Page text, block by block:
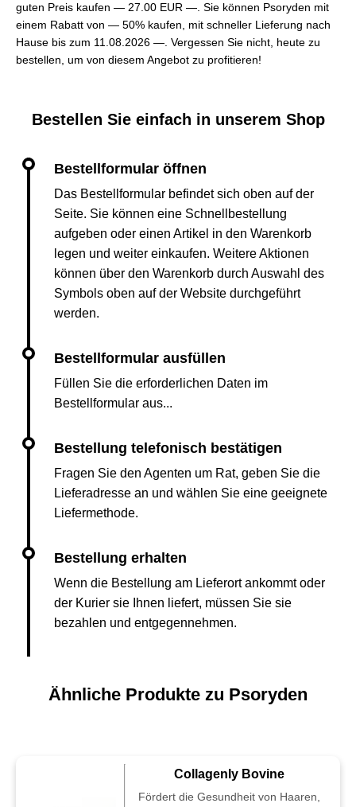
guten Preis kaufen — 27.00 EUR — . Sie können Psoryden mit
einem Rabatt von — 50% kaufen, mit schneller Lieferung nach
Hause bis zum 11.08.2026 —. Vergessen Sie nicht, heute zu
bestellen, um von diesem Angebot zu profitieren!
Bestellen Sie einfach in unserem Shop
Das Bestellformular befindet sich oben auf der
Seite. Sie können eine Schnellbestellung
aufgeben oder einen Artikel in den Warenkorb
legen und weiter einkaufen. Weitere Aktionen
können über den Warenkorb durch Auswahl des
Symbols oben auf der Website durchgeführt
werden.
Füllen Sie die erforderlichen Daten im
Bestellformular aus...
Fragen Sie den Agenten um Rat, geben Sie die
Lieferadresse an und wählen Sie eine geeignete
Liefermethode.
Wenn die Bestellung am Lieferort ankommt oder
der Kurier sie Ihnen liefert, müssen Sie sie
bezahlen und entgegennehmen.
Ähnliche Produkte zu Psoryden
Collagenly Bovine
Fördert die Gesundheit von Haaren,